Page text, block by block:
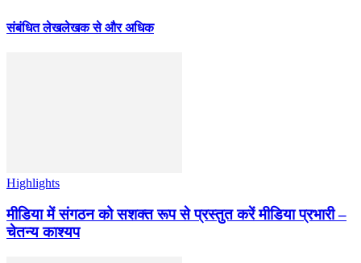
संबंधित लेखलेखक से और अधिक
Highlights
मीडिया में संगठन को सशक्त रूप से प्रस्तुत करें मीडिया प्रभारी –
चेतन्य काश्यप